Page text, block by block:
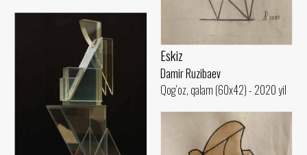
Eskiz
Damir Ruzibaev
Qog‘oz, qalam (60x42) - 2020 yil